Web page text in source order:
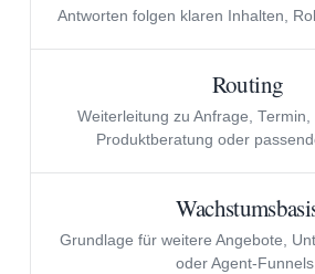
Antworten folgen klaren Inhalten,
Routing
Weiterleitung zu Anfrage, Termin,
Produktberatung oder
Grundlage für weitere Angebote,
oder Agent-Funnels.